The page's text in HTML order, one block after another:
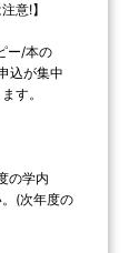
意!】
ー/本の
込が集中
す。
の学内
(次年度の